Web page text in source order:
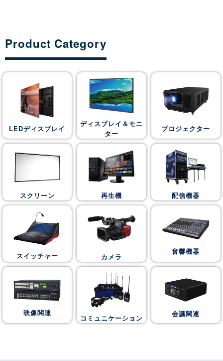
Product Category
LEDディスプレイ
ディスプレイ＆モニ
ター
プロジェクター
スクリーン 再生機 配信機器
スイッチャー カメラ
音響機器
映像関連
コミュニケーション 会議関連